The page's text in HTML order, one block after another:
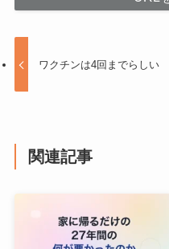
ワクチンは4回までらしい
関連記事